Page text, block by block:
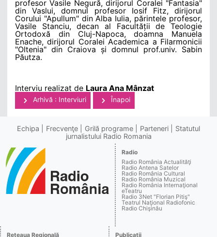
profesor Vasile Negură, dirijorul Coralei "Fantasia"
din Vaslui, domnul profesor Iosif Fitz, dirijorul
Corului "Apullum" din Alba Iulia, părintele profesor,
Vasile Stanciu, decan al Facultății de Teologie
Ortodoxă din Cluj-Napoca, doamna Manuela
Enache, dirijorul Coralei Academica a Filarmonicii
"Oltenia" din Craiova și domnul prof.univ. Sabin
Păutza.
Interviu realizat de Laura Ana Mânzat
Arhivă : Interviuri Înapoi
Echipa Frecvenţe Grilă programe Parteneri
Statutul
jurnalistului Radio Romania
Radio
Radio România Actualităţi
Radio Antena Satelor
Radio România Cultural
Radio România Muzical
Radio România Internaţional
eTeatru
Radio 3Net "Florian Pitiş"
Teatrul Naţional Radiofonic
Radio Chişinău
Reţeaua Regională Publicaţii